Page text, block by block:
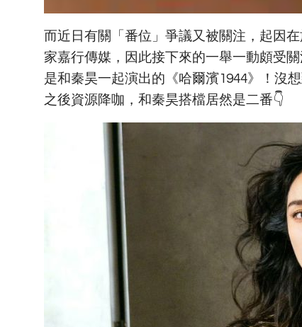
而近日有關「番位」爭議又被關注，起因
家嘉行傳媒，因此接下來的一舉一動頗受
是和秦昊一起演出的《哈爾濱1944》！沒
之後資源降咖，和秦昊搭檔居然是二番👇